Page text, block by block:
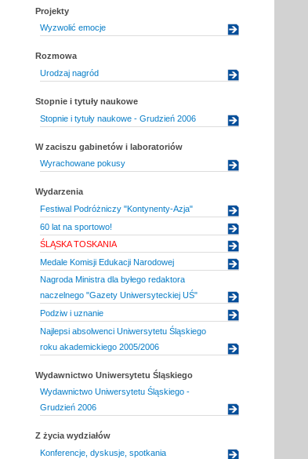
Projekty
Wyzwolić emocje
Rozmowa
Urodzaj nagród
Stopnie i tytuły naukowe
Stopnie i tytuły naukowe - Grudzień 2006
W zaciszu gabinetów i laboratoriów
Wyrachowane pokusy
Wydarzenia
Festiwal Podróżniczy "Kontynenty-Azja"
60 lat na sportowo!
ŚLĄSKA TOSKANIA
Medale Komisji Edukacji Narodowej
Nagroda Ministra dla byłego redaktora
naczelnego "Gazety Uniwersyteckiej UŚ"
Podziw i uznanie
Najlepsi absolwenci Uniwersytetu Śląskiego
roku akademickiego 2005/2006
Wydawnictwo Uniwersytetu Śląskiego
Wydawnictwo Uniwersytetu Śląskiego -
Grudzień 2006
Z życia wydziałów
Konferencje, dyskusje, spotkania